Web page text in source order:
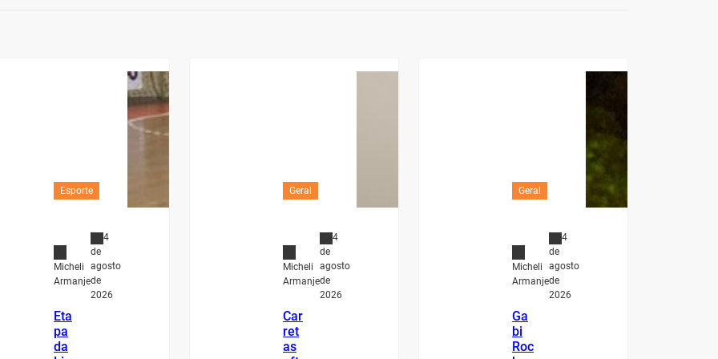
Esporte
Micheli
Armanje
4
de
agosto
de
2026
Eta
pa
da
Geral
Micheli
Armanje
4
de
agosto
de
2026
Car
ret
as
Geral
Micheli
Armanje
4
de
agosto
de
2026
Ga
bi
Roc